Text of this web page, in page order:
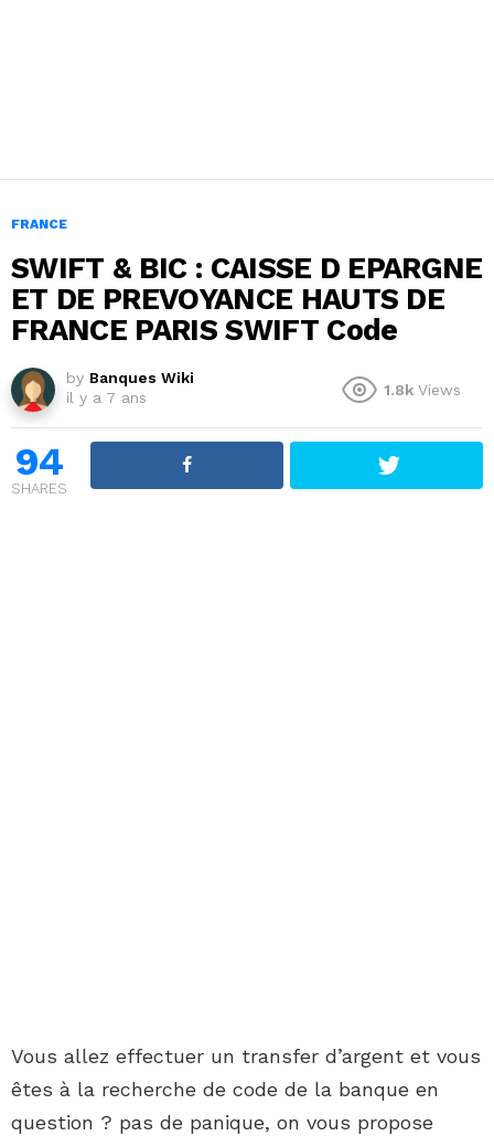
FRANCE
SWIFT & BIC : CAISSE D EPARGNE
ET DE PREVOYANCE HAUTS DE
FRANCE PARIS SWIFT Code
by Banques Wiki
il y a 7 ans
1.8k Views
94
SHARES
Vous allez effectuer un transfer d’argent et vous
êtes à la recherche de code de la banque en
question ? pas de panique, on vous propose